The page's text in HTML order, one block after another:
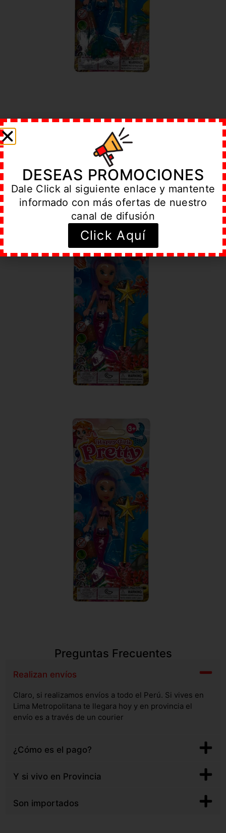
Un juguete perfecto como premio o
regalo en fiestas infantiles
Un juguete para los más pequeños del
hogar
Preguntas Frecuentes
Realizan envíos
Claro, si realizamos envíos a todo el Perú. Si vives en
Lima Metropolitana te llegara hoy y en provincia el
envío es a través de un courier
¿Cómo es el pago?
Y si vivo en Provincia
Son importados
DESEAS PROMOCIONES
Dale Click al siguiente enlace y mantente
informado con más ofertas de nuestro
canal de difusión
Click Aquí